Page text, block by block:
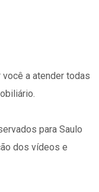
você a atender todas
para Saulo
dos vídeos e